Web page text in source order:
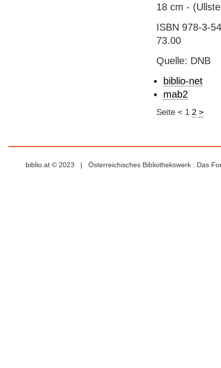
18 cm -
ISBN 978-3-
73.00
Quelle: DNB
biblio-net
mab2
Seite < 1 2 >
biblio.at © 2023 | Österreichisches Bibliothekswerk : Das